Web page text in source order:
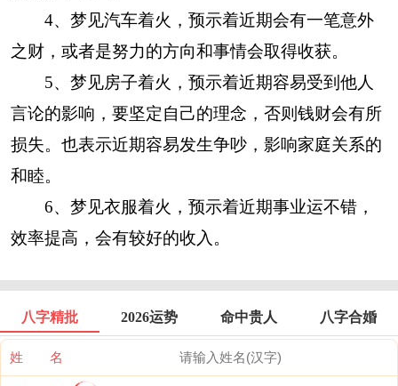
4、梦见汽车着火，预示着近期会有一笔意外
之财，或者是努力的方向和事情会取得收获。
5、梦见房子着火，预示着近期容易受到他人
言论的影响，要坚定自己的理念，否则钱财会有所
损失。也表示近期容易发生争吵，影响家庭关系的
和睦。
6、梦见衣服着火，预示着近期事业运不错，
效率提高，会有较好的收入。
八字精批 2026运势 命中贵人 八字合婚
姓 名